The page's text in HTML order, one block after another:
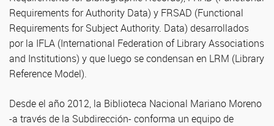
Requirements for Authority Data) y FRSAD (Functional
Requirements for Subject Authority. Data) desarrollados
por la IFLA (International Federation of Library Associations
and Institutions) y que luego se condensan en LRM (Library
Reference Model).
Desde el año 2012, la Biblioteca Nacional Mariano Moreno
-a través de la Subdirección- conforma un equipo de